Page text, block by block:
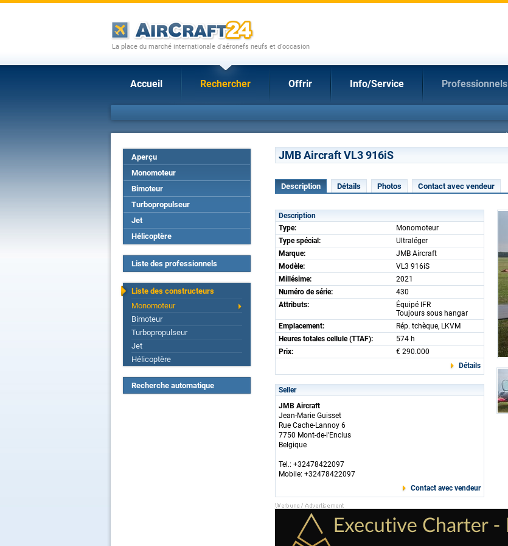
La place du marché internationale d'aéronefs neufs et d'occasion
Accueil Rechercher Offrir Info/Service Professionnels
Aperçu
Monomoteur
Bimoteur
Turbopropulseur
Jet
Hélicoptère
Liste des professionnels
Liste des constructeurs
Monomoteur
Bimoteur
Turbopropulseur
Jet
Hélicoptère
Recherche automatique
JMB Aircraft VL3 916iS
Description Détails Photos Contact avec vendeur
Description
Type:
Monomoteur
Type spécial:
Ultraléger
Marque:
JMB Aircraft
Modèle:
VL3 916iS
Millésime:
2021
Numéro de série:
430
Attributs:
Équipé IFR
Toujours sous hangar
Emplacement:
Rép. tchèque, LKVM
Heures totales cellule (TTAF):
574 h
Prix:
€ 290.000
Détails
Seller
JMB Aircraft
Jean-Marie Guisset
Rue Cache-Lannoy 6
7750 Mont-de-l'Enclus
Belgique
Tel.: +32478422097
Mobile: +32478422097
Contact avec vendeur